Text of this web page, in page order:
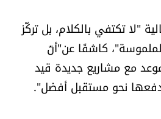
"لا تكتفي بالكلام، بل تركّز
كاشفًا عن"أنّ
مع مشاريع جديدة قيد
نحو مستقبل أفضل".